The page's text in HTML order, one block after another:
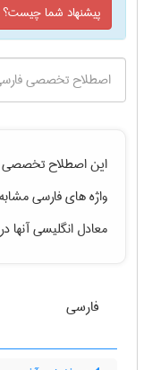
پیشنهاد شما چیست؟
این اصطلاح تخصصی
واژه های فارسی
معادل انگلیسی
فارسی